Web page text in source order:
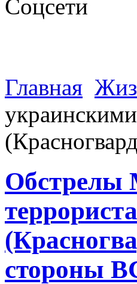
Соцсети
Главная
Обстрелы
стороны